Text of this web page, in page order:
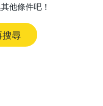
他條件吧！
尋